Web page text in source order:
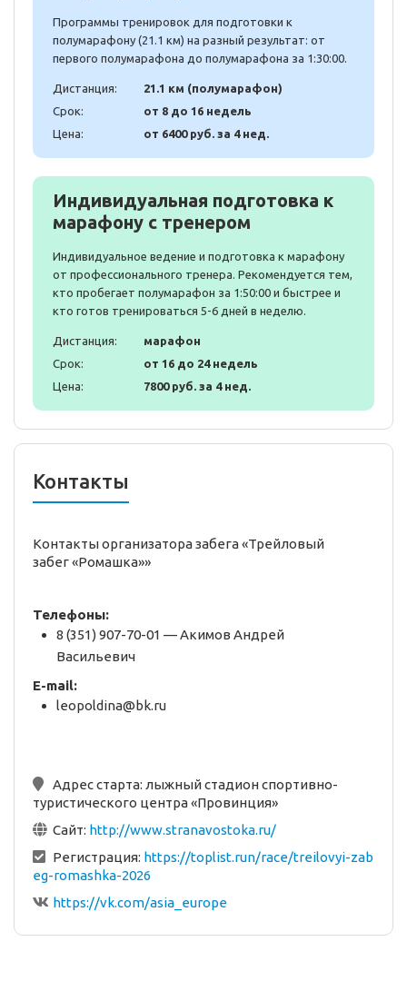
Программы тренировок для подготовки к
полумарафону (21.1 км) на разный результат: от
первого полумарафона до полумарафона за 1:30:00.
Дистанция:
21.1 км (полумарафон)
Срок:
от 8 до 16 недель
Цена:
от 6400 руб. за 4 нед.
Индивидуальная подготовка к
марафону с тренером
Индивидуальное ведение и подготовка к марафону
от профессионального тренера. Рекомендуется тем,
кто пробегает полумарафон за 1:50:00 и быстрее и
кто готов тренироваться 5-6 дней в неделю.
Дистанция:
марафон
Срок:
от 16 до 24 недель
Цена:
7800 руб. за 4 нед.
Контакты
Контакты организатора забега «Трейловый
забег «Ромашка»»
Телефоны:
8 (351) 907-70-01 — Акимов Андрей
Васильевич
E-mail:
leopoldina@bk.ru
Адрес старта: лыжный стадион спортивно-
туристического центра «Провинция»
Сайт: http://www.stranavostoka.ru/
Регистрация: https://toplist.run/race/treilovyi-zab
eg-romashka-2026
https://vk.com/asia_europe